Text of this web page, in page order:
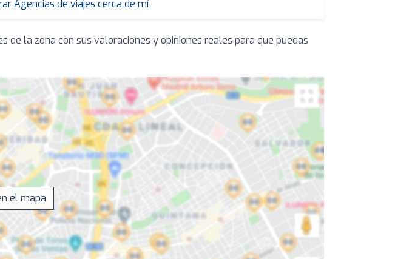
Agencias de viajes cerca de mí
de la zona con sus valoraciones y opiniones reales para que puedas
el mapa